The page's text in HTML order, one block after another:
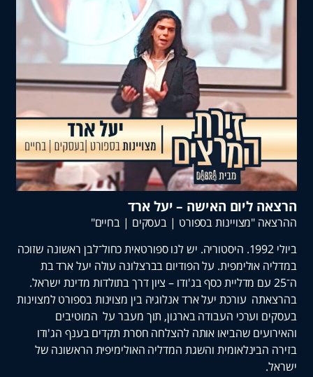
ליום האישה – יעל ארד
"מצויינות בספורט | בעסקים | בחיים"
ביולי 1992. היסטוריה. יש לנו ספורטאית כחול־לבן ראשונה שזוכה
אולימפית. על הפודיום בברצלונה עולה יעל ארד בת
עם מדליית כסף בג'ודו – ציון דרך בתולדות מדינת ישראל.
עורכת יעל ארד אנלוגיה בין מצוינות בספורט למצוינות
וערכי העבודה בארגון, תוך מעבר על המוטיבים
שהביאו אותה להצלחה חסרת תקדים בענף הג'ודו
והשגת המדליה האולימיפית הראשונה של